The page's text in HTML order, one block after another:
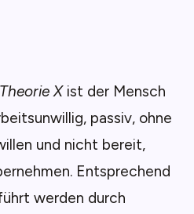
Theorie Xist der Mensch
passiv, ohne
und nicht bereit,
Entsprechend
werden durch